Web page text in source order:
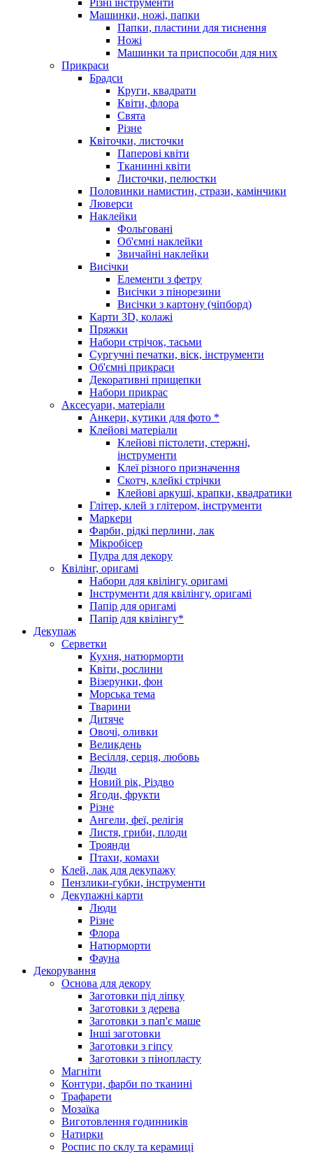
Машинки, ножі, папки
Папки, пластини для тиснення
Ножі
Машинки та приспособи для них
Прикраси
Брадси
Круги, квадрати
Квіти, флора
Свята
Різне
Квіточки, листочки
Паперові квіти
Тканинні квіти
Листочки, пелюстки
Половинки намистин, стрази, камінчики
Люверси
Наклейки
Фольговані
Об'ємні наклейки
Звичайні наклейки
Висічки
Елементи з фетру
Висічки з пінорезини
Висічки з картону (чіпборд)
Карти 3D, колажі
Пряжки
Набори стрічок, тасьми
Сургучні печатки, віск, інструменти
Об'ємні прикраси
Декоративні прищепки
Набори прикрас
Аксесуари, матеріали
Анкери, кутики для фото *
Клейові матеріали
Клейові пістолети, стержні,
інструменти
Клеї різного призначення
Скотч, клейкі стрічки
Клейові аркуші, крапки, квадратики
Глітер, клей з глітером, інструменти
Маркери
Фарби, рідкі перлини, лак
Мікробісер
Пудра для декору
Квілінг, оригамі
Набори для квілінгу, оригамі
Інструменти для квілінгу, оригамі
Папір для оригамі
Папір для квілінгу*
Декупаж
Серветки
Кухня, натюрморти
Квіти, рослини
Візерунки, фон
Морська тема
Тварини
Дитяче
Овочі, оливки
Великдень
Весілля, серця, любовь
Люди
Новий рік, Різдво
Ягоди, фрукти
Різне
Ангели, феї, релігія
Листя, гриби, плоди
Троянди
Птахи, комахи
Клей, лак для декупажу
Пензлики-губки, інструменти
Декупажні карти
Люди
Різне
Флора
Натюрморти
Фауна
Декорування
Основа для декору
Заготовки під ліпку
Заготовки з дерева
Заготовки з пап'є маше
Інші заготовки
Заготовки з гіпсу
Заготовки з пінопласту
Магніти
Контури, фарби по тканині
Трафарети
Мозаїка
Виготовлення годинників
Натирки
Роспис по склу та керамиці